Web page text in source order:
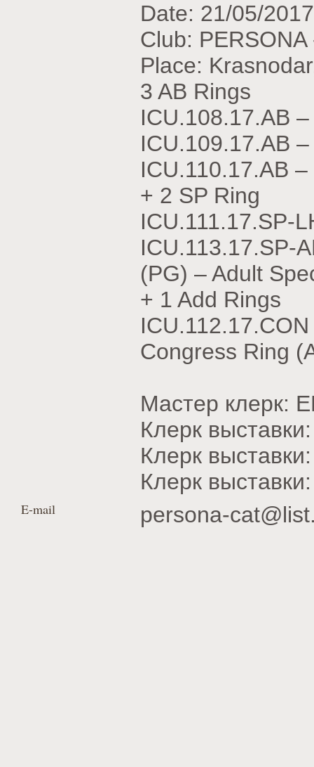
Date: 21/05/2017
Club:
Place:
3 AB Rings
ICU.108.17.АВ
ICU.109.17.АВ
ICU.110.17.АВ –
+ 2 SP Ring
ICU.111.17.SP-
ICU.113.17.SP-
(PG) – Adult
+ 1 Add Rings
Congress Ring
Мастер клерк:
Клерк
Клерк
Клерк
E-mail persona-